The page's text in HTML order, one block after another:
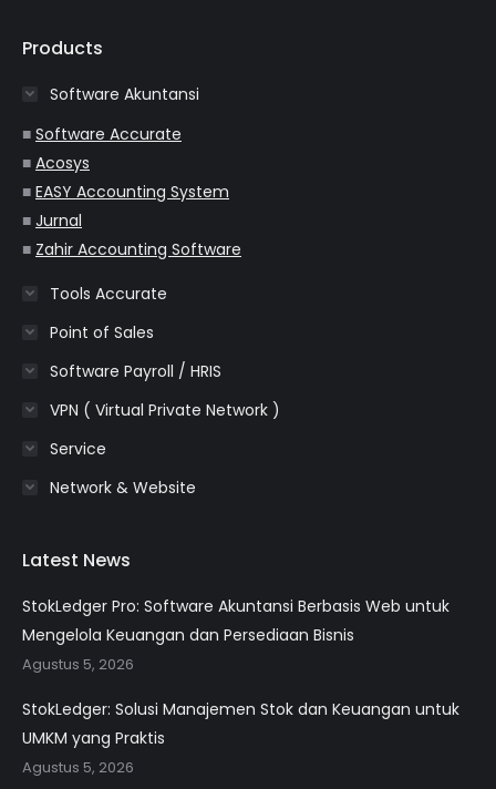
opens
new
window
opens
new
window
new
window
new
window
new
window
Products
Software Akuntansi
■ Software Accurate
■ Acosys
■ EASY Accounting System
■ Jurnal
■ Zahir Accounting Software
Tools Accurate
Point of Sales
Software Payroll / HRIS
VPN ( Virtual Private Network )
Service
Network & Website
Latest News
StokLedger Pro: Software Akuntansi Berbasis Web untuk
Mengelola Keuangan dan Persediaan Bisnis
Agustus 5, 2026
StokLedger: Solusi Manajemen Stok dan Keuangan untuk
UMKM yang Praktis
Agustus 5, 2026